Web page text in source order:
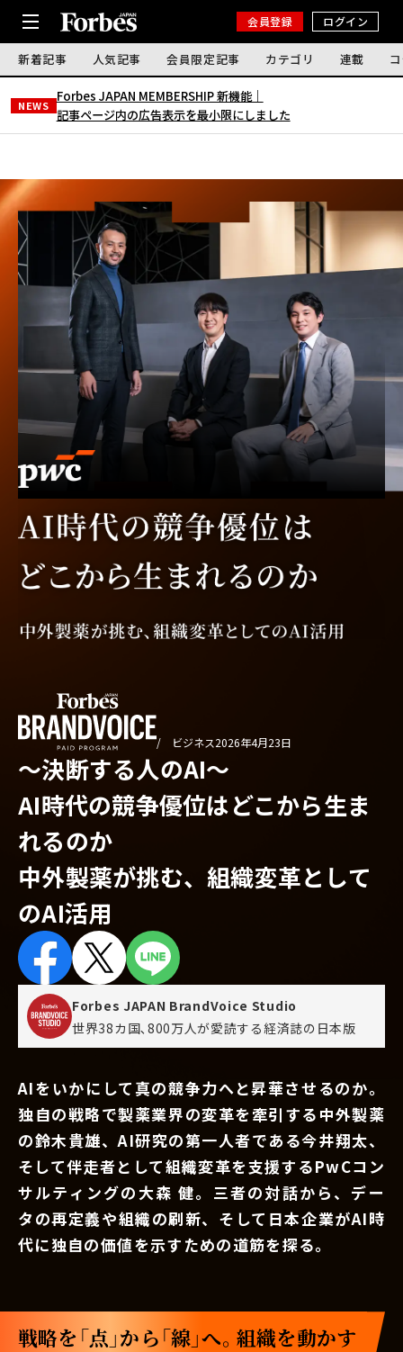
会員登録 ログイン
新着記事 人気記事 会員限定記事 カテゴリ 連載
NEWS
Forbes JAPAN MEMBERSHIP 新機能｜
記事ページ内の広告表示を最小限にしました
/ ビジネス2026年4月23日
〜決断する人のAI〜
AI時代の競争優位はどこから生ま
れるのか
中外製薬が挑む、組織変革として
のAI活用
Forbes JAPAN BrandVoice Studio
世界38カ国､800万人が愛読する 経済誌の日本版
AIをいかにして真の競争力へと昇華させるのか。
独自の戦略で製薬業界の変革を牽引する中外製薬
の鈴木貴雄、AI研究の第一人者である今井翔太、
そして伴走者として組織変革を支援するPwCコン
サルティングの大森 健。三者の対話から、デー
タの再定義や組織の刷新、そして日本企業がAI時
代に独自の価値を示すための道筋を探る。
戦略を「点」から「線」へ。組織を動かす